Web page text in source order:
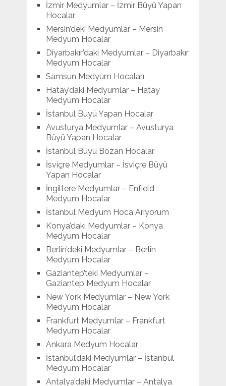
İzmir Medyumlar – İzmir Büyü Yapan
Hocalar
Mersin’deki Medyumlar – Mersin
Medyum Hocalar
Diyarbakır’daki Medyumlar – Diyarbakır
Medyum Hocalar
Samsun Medyum Hocaları
Hatay’daki Medyumlar – Hatay
Medyum Hocalar
İstanbul Büyü Yapan Hocalar
Avusturya Medyumlar – Avusturya
Büyü Yapan Hocalar
İstanbul Büyü Bozan Hocalar
İsviçre Medyumlar – İsviçre Büyü
Yapan Hocalar
İngiltere Medyumlar – Enfield
Medyum Hocalar
İstanbul Medyum Hoca Arıyorum
Konya’daki Medyumlar – Konya
Medyum Hocalar
Berlin’deki Medyumlar – Berlin
Medyum Hocalar
Gaziantep’teki Medyumlar –
Gaziantep Medyum Hocalar
New York Medyumlar – New York
Medyum Hocalar
Frankfurt Medyumlar – Frankfurt
Medyum Hocalar
Ankara Medyum Hocalar
İstanbul’daki Medyumlar – İstanbul
Medyum Hocalar
Antalya’daki Medyumlar – Antalya